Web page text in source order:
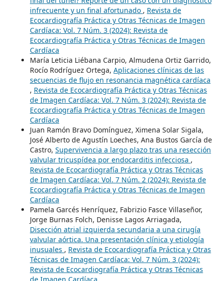
infrecuente y un final afortunado , Revista de
Ecocardiografía Práctica y Otras Técnicas de Imagen
Cardíaca: Vol. 7 Núm. 3 (2024): Revista de
Ecocardiografía Práctica y Otras Técnicas de Imagen
Cardíaca
María Leticia Liébana Carpio, Almudena Ortiz Garrido,
Rocío Rodríguez Ortega, Aplicaciones clínicas de las
secuencias de flujo en resonancia magnética cardíaca
, Revista de Ecocardiografía Práctica y Otras Técnicas
de Imagen Cardíaca: Vol. 7 Núm. 3 (2024): Revista de
Ecocardiografía Práctica y Otras Técnicas de Imagen
Cardíaca
Juan Ramón Bravo Domínguez, Ximena Solar Sigala,
José Alberto de Agustín Loeches, Ana Bustos García de
Castro, Supervivencia a largo plazo tras una resección
valvular tricuspídea por endocarditis infecciosa ,
Revista de Ecocardiografía Práctica y Otras Técnicas
de Imagen Cardíaca: Vol. 7 Núm. 2 (2024): Revista de
Ecocardiografía Práctica y Otras Técnicas de Imagen
Cardíaca
Pamela Garcés Henríquez, Fabrizio Fasce Villaseñor,
Jorge Burnas Folch, Denisse Lagos Arriagada,
Disección atrial izquierda secundaria a una cirugía
valvular aórtica. Una presentación clínica y etiología
inusuales , Revista de Ecocardiografía Práctica y Otras
Técnicas de Imagen Cardíaca: Vol. 7 Núm. 3 (2024):
Revista de Ecocardiografía Práctica y Otras Técnicas
de Imagen Cardíaca